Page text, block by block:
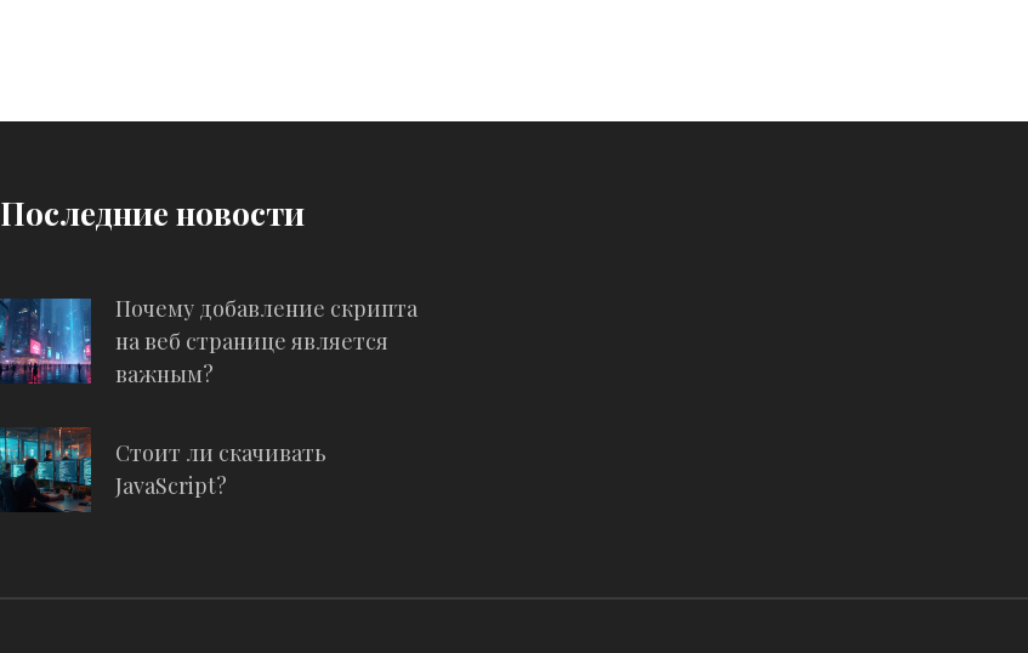
Последние новости
Почему добавление скрипта
на веб странице является
важным?
Стоит ли скачивать
JavaScript?